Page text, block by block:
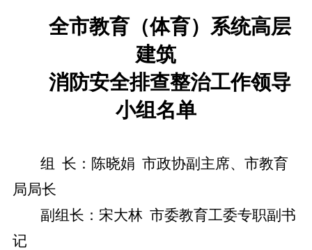
全市教育（体育） 系统高层
建筑
消防安全排查整治工作领导
小组名单
组 长 ：陈晓娟 市政协副主席、市教育
局局长
副组长 ： 宋大林 市委教育工委专职副书
记